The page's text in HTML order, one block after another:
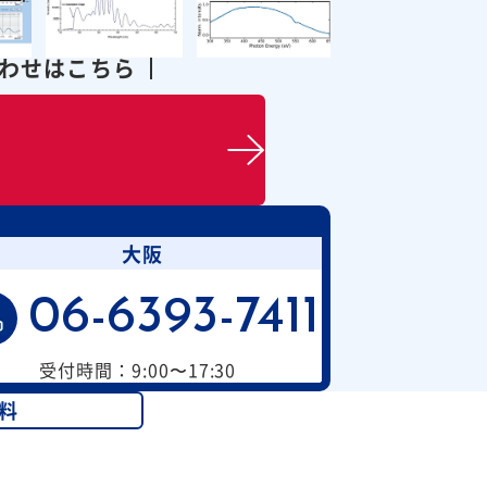
せはこちら
大阪
06-6393-7411
受付時間：9:00〜17:30